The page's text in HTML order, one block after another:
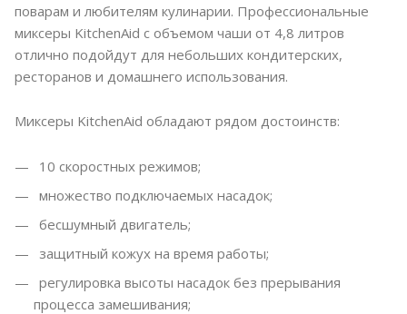
поварам и любителям кулинарии. Профессиональные
миксеры KitchenAid с объемом чаши от 4,8 литров
отлично подойдут для небольших кондитерских,
ресторанов и домашнего использования.
Миксеры KitchenAid обладают рядом достоинств:
10 скоростных режимов;
множество подключаемых насадок;
бесшумный двигатель;
защитный кожух на время работы;
регулировка высоты насадок без прерывания
процесса замешивания;